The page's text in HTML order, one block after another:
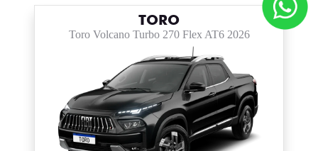
TORO
Toro Volcano Turbo 270 Flex AT6 2026